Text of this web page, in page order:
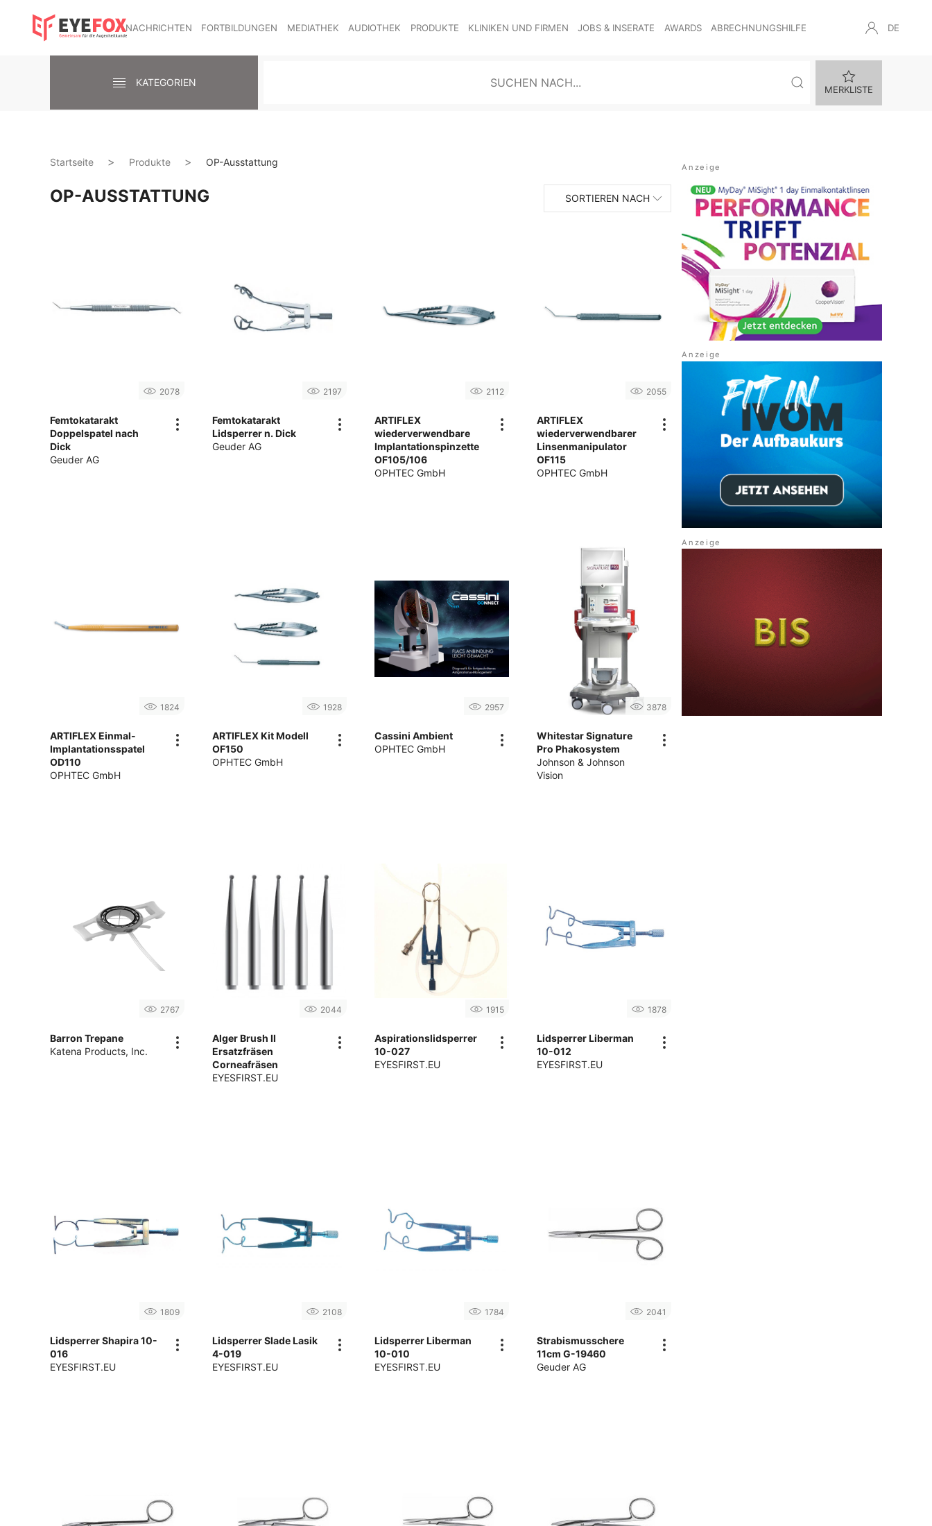
NACHRICHTEN FORTBILDUNGEN MEDIATHEK AUDIOTHEK PRODUKTE KLINIKEN UND FIRMEN JOBS & INSERATE AWARDS ABRECHNUNGSHILFE DE
KATEGORIEN
MERKLISTE
Startseite Produkte OP-Ausstattung
OP-AUSSTATTUNG SORTIEREN NACH
2078
Femtokatarakt
Doppelspatel nach
Dick
Geuder AG
2197
Femtokatarakt
Lidsperrer n. Dick
Geuder AG
2112
ARTIFLEX
wiederverwendbare
Implantationspinzette
OF105/106
OPHTEC GmbH
2055
ARTIFLEX
wiederverwendbarer
Linsenmanipulator
OF115
OPHTEC GmbH
1824
ARTIFLEX Einmal-
Implantationsspatel
OD110
OPHTEC GmbH
1928
ARTIFLEX Kit Modell
OF150
OPHTEC GmbH
2957
Cassini Ambient
OPHTEC GmbH
3878
Whitestar Signature
Pro Phakosystem
Johnson & Johnson
Vision
2767
Barron Trepane
Katena Products, Inc.
2044
Alger Brush II
Ersatzfräsen
Corneafräsen
EYESFIRST.EU
1915
Aspirationslidsperrer
10-027
EYESFIRST.EU
1878
Lidsperrer Liberman
10-012
EYESFIRST.EU
1809
Lidsperrer Shapira 10-
016
EYESFIRST.EU
2108
Lidsperrer Slade Lasik
4-019
EYESFIRST.EU
1784
Lidsperrer Liberman
10-010
EYESFIRST.EU
2041
Strabismusschere
11cm G-19460
Geuder AG